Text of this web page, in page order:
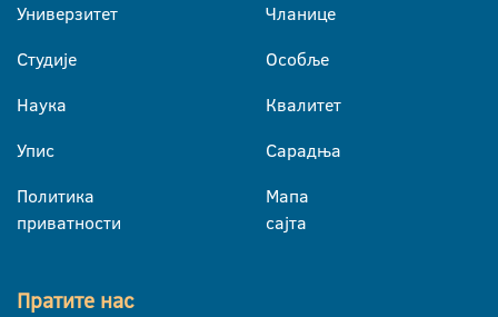
Универзитет
Студије
Наука
Упис
Политика
приватности
Чланице
Особље
Квалитет
Сарадња
Мапа
сајта
Пратите нас